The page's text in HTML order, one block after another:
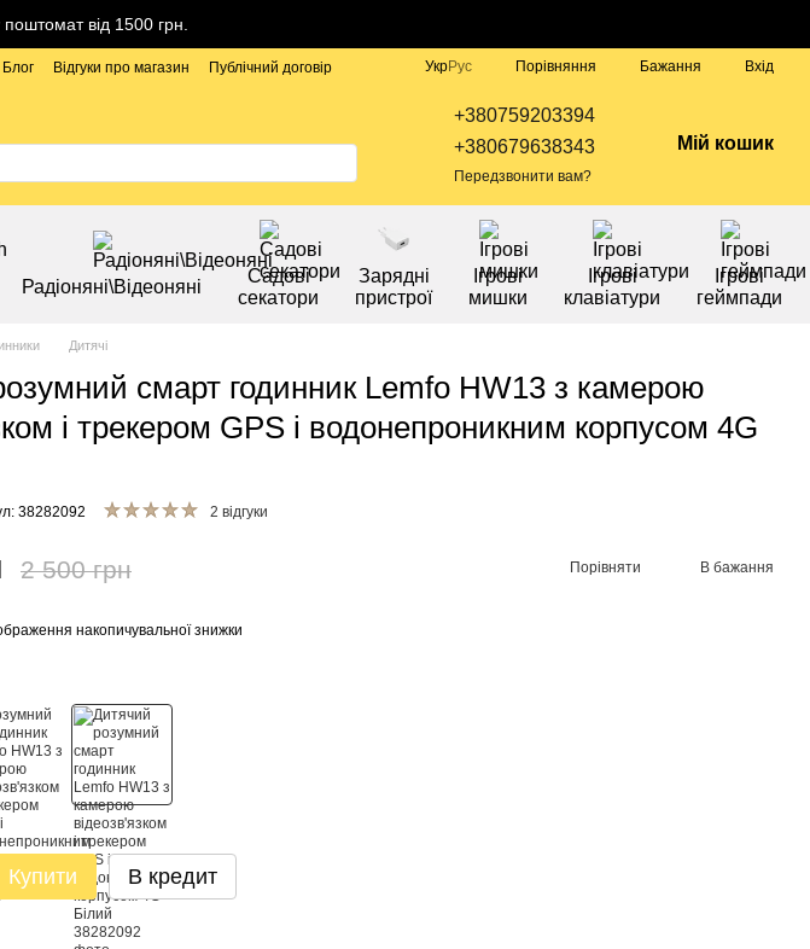
від 1500 грн.
Блог Відгуки про магазин
Публічний договір
УкрРус Порівняння Бажання Вхід
+380759203394
+380679638343
Передзвонити вам?
Мій кошик
Радіоняні\Відеоняні
Садові
секатори
Зарядні
пристрої
Ігрові
мишки
Ігрові
клавіатури
Ігрові
геймпади
Дитячі
смарт годинник Lemfo HW13 з камерою
і трекером GPS і водонепроникним корпусом 4G
38282092 2 відгуки
2 500 грн Порівняти В бажання
накопичувальної знижки
Купити В кредит